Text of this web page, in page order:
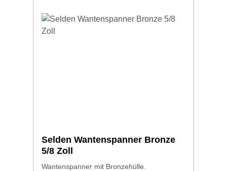
Selden Wantenspanner Bronze
5/8 Zoll
Wantenspanner mit Bronzehülle.